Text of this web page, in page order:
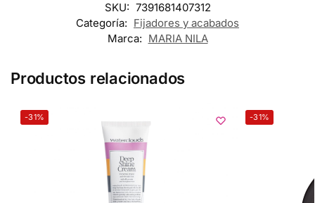
SKU: 7391681407312
Categoría: Fijadores y acabados
Marca: MARIA NILA
Productos relacionados
-31% -31%